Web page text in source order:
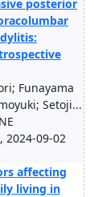
posterior
Funayama
Setoji...
2024-09-02
affecting
living in